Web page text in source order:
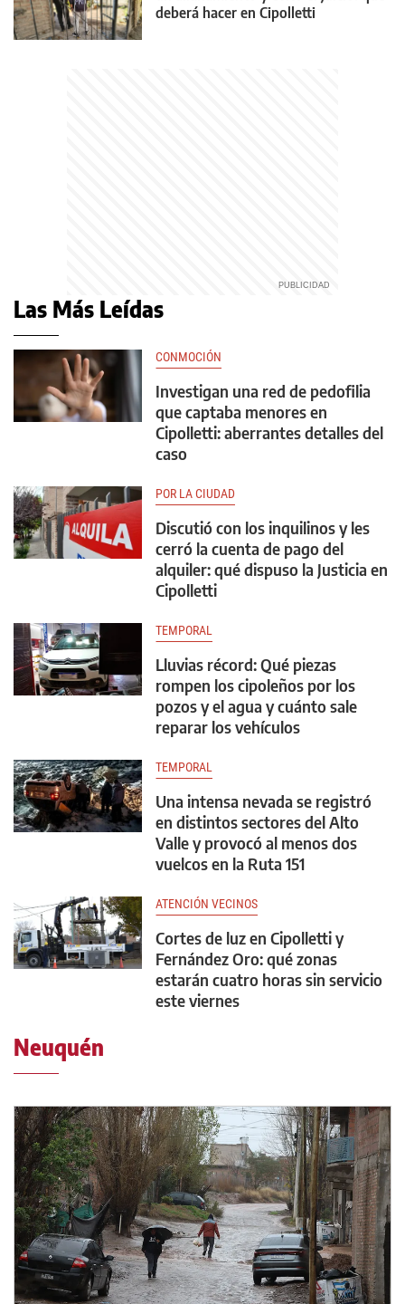
deberá hacer en Cipolletti
Las Más Leídas
CONMOCIÓN
Investigan una red de pedofilia
que captaba menores en
Cipolletti: aberrantes detalles del
caso
POR LA CIUDAD
Discutió con los inquilinos y les
cerró la cuenta de pago del
alquiler: qué dispuso la Justicia en
Cipolletti
TEMPORAL
Lluvias récord: Qué piezas
rompen los cipoleños por los
pozos y el agua y cuánto sale
reparar los vehículos
TEMPORAL
Una intensa nevada se registró
en distintos sectores del Alto
Valle y provocó al menos dos
vuelcos en la Ruta 151
ATENCIÓN VECINOS
Cortes de luz en Cipolletti y
Fernández Oro: qué zonas
estarán cuatro horas sin servicio
este viernes
Neuquén